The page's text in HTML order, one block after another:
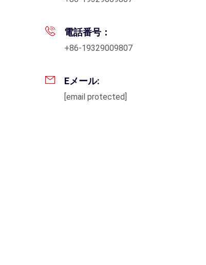
電話番号：
+86-19329009807
Eメール:
[email protected]